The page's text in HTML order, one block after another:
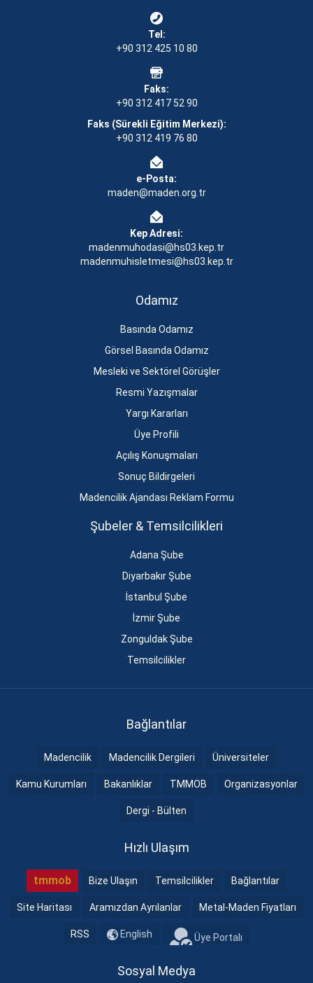
Tel:
+90 312 425 10 80
Faks:
+90 312 417 52 90
Faks (Sürekli Eğitim Merkezi):
+90 312 419 76 80
e-Posta:
maden@maden.org.tr
Kep Adresi:
madenmuhodasi@hs03.kep.tr
madenmuhisletmesi@hs03.kep.tr
Odamız
Basında Odamız
Görsel Basında Odamız
Mesleki ve Sektörel Görüşler
Resmi Yazışmalar
Yargı Kararları
Üye Profili
Açılış Konuşmaları
Sonuç Bildirgeleri
Madencilik Ajandası Reklam Formu
Şubeler & Temsilcilikleri
Adana Şube
Diyarbakır Şube
İstanbul Şube
İzmir Şube
Zonguldak Şube
Temsilcilikler
Bağlantılar
Madencilik Madencilik Dergileri Üniversiteler
Kamu Kurumları Bakanlıklar TMMOB Organizasyonlar
Dergi - Bülten
Hızlı Ulaşım
tmmob Bize Ulaşın Temsilcilikler Bağlantılar
Site Haritası Aramızdan Ayrılanlar Metal-Maden Fiyatları
RSS English Üye Portalı
Sosyal Medya